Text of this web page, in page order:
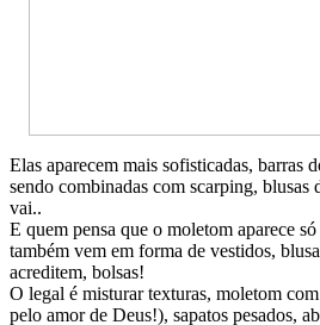
Elas aparecem mais sofisticadas, barras
sendo combinadas com scarping, blusas
vai..
E quem pensa que o moletom aparece
também vem em forma de vestidos,
acreditem, bolsas!
O legal é misturar texturas, moletom
pelo amor de Deus!), sapatos pesados,